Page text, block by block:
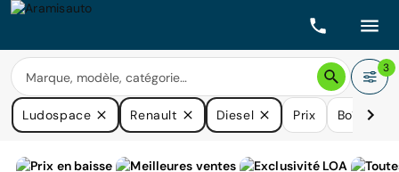
3
Ludospace Renault Diesel Prix Boîtes